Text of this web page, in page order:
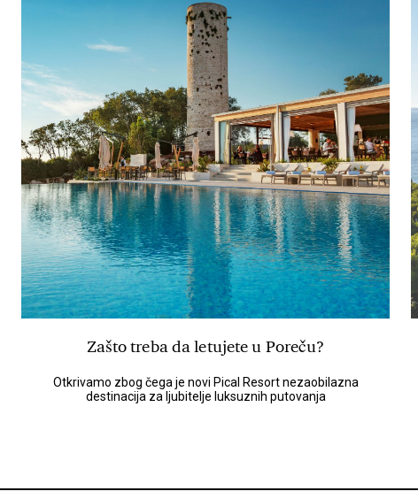
Zašto treba da letujete u Poreču?
Otkrivamo zbog čega je novi Pical Resort nezaobilazna
destinacija za ljubitelje luksuznih putovanja